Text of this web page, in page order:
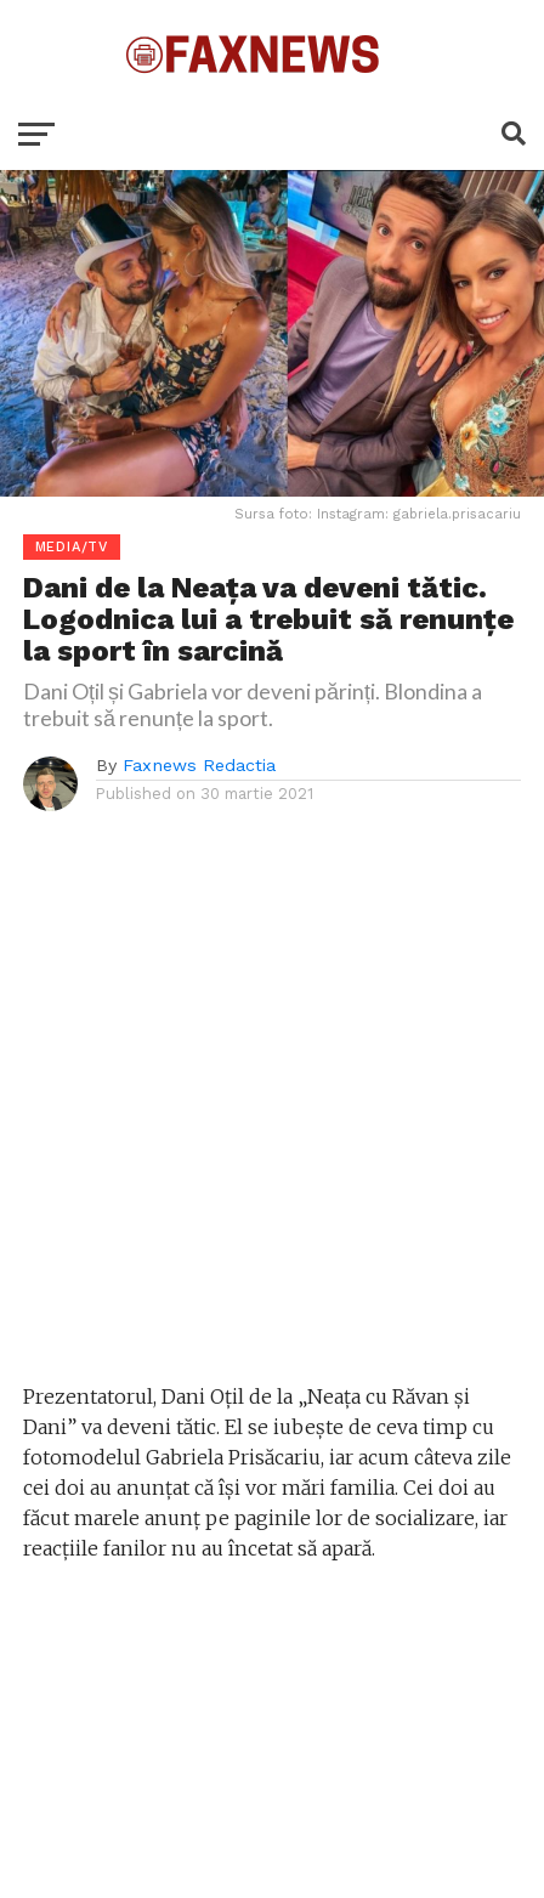
Sursa foto: Instagram: gabriela.prisacariu
MEDIA/TV
Dani de la Neața va deveni tătic.
Logodnica lui a trebuit să renunțe
la sport în sarcină
Dani Oțil și Gabriela vor deveni părinți. Blondina a
trebuit să renunțe la sport.
By Faxnews Redactia
Published on 30 martie 2021
Prezentatorul, Dani Oțil de la „Neața cu Răvan și
Dani” va deveni tătic. El se iubește de ceva timp cu
fotomodelul Gabriela Prisăcariu, iar acum câteva zile
cei doi au anunțat că își vor mări familia. Cei doi au
făcut marele anunț pe paginile lor de socializare, iar
reacțiile fanilor nu au încetat să apară.